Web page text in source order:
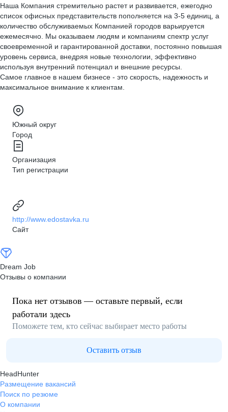
Наша Компания стремительно растет и развивается, ежегодно
список офисных представительств пополняется на 3-5 единиц, а
количество обслуживаемых Компанией городов варьируется
ежемесячно. Мы оказываем людям и компаниям спектр услуг
своевременной и гарантированной доставки, постоянно повышая
уровень сервиса, внедряя новые технологии, эффективно
используя внутренний потенциал и внешние ресурсы.
Самое главное в нашем бизнесе - это скорость, надежность и
максимальное внимание к клиентам.
Южный округ
Город
Организация
Тип регистрации
http://www.edostavka.ru
Сайт
Dream Job
Отзывы о компании
Пока нет отзывов — оставьте первый, если
работали здесь
Поможете тем, кто сейчас выбирает место работы
Оставить отзыв
HeadHunter
Размещение вакансий
Поиск по резюме
О компании